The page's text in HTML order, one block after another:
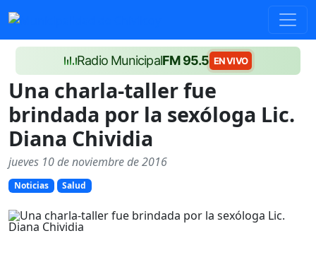
Radio MunicipalFM 95.5 EN VIVO
Una charla-taller fue
brindada por la sexóloga Lic.
Diana Chividia
jueves 10 de noviembre de 2016
Noticias Salud